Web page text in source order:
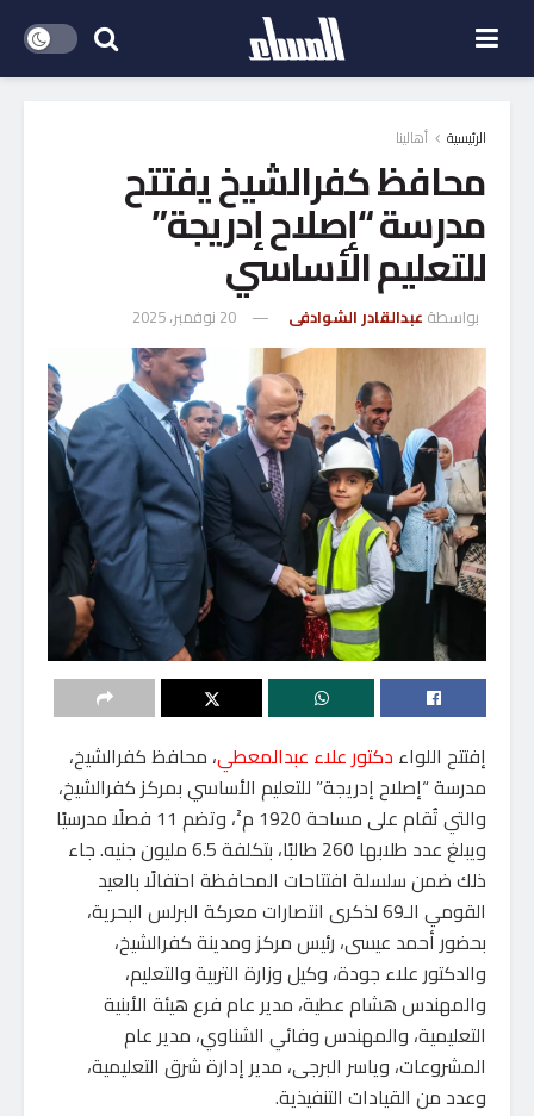
الرئيسية أهالينا
محافظ كفرالشيخ يفتتح
مدرسة “إصلاح إدريجة”
للتعليم الأساسي
بواسطة عبدالقادر الشوادفى 20 نوفمبر، 2025
إفتتح اللواء دكتور علاء عبدالمعطي، محافظ كفرالشيخ،
مدرسة “إصلاح إدريجة” للتعليم الأساسي بمركز كفرالشيخ،
والتي تُقام على مساحة 1920 م²، وتضم 11 فصلًا مدرسيًا
ويبلغ عدد طلابها 260 طالبًا، بتكلفة 6.5 مليون جنيه. جاء
ذلك ضمن سلسلة افتتاحات المحافظة احتفالًا بالعيد
القومي الـ69 لذكرى انتصارات معركة البرلس البحرية،
بحضور أحمد عيسى، رئيس مركز ومدينة كفرالشيخ،
والدكتور علاء جودة، وكيل وزارة التربية والتعليم،
والمهندس هشام عطية، مدير عام فرع هيئة الأبنية
التعليمية، والمهندس وفائي الشناوي، مدير عام
المشروعات، وياسر البرجى، مدير إدارة شرق التعليمية،
وعدد من القيادات التنفيذية.